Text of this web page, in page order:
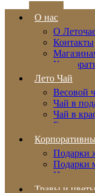
О нас
О
Контакты
Лето Чай
Весовой
Чай в
Чай в
Бальзамы
Подарки
Подарки
Травы и